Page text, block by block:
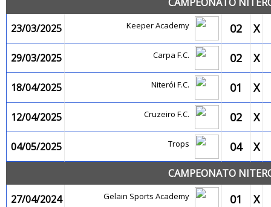
23/03/2025
Keeper Academy 02 X
29/03/2025 Carpa F.C. 02 X
18/04/2025 Niterói F.C. 01 X
12/04/2025 Cruzeiro F.C. 02 X
04/05/2025 Trops 04 X
CAMPEONATO
27/04/2024
Gelain Sports Academy 01 X